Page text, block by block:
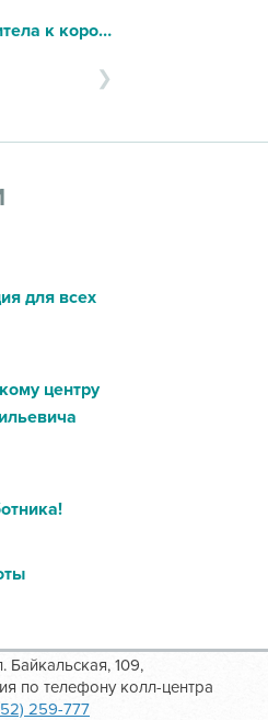
Любые анализы на антитела к коронавирусу можно сдать в ИДЦ
для всех
центру
Байкальская, 109,
по телефону колл-центра
259-777